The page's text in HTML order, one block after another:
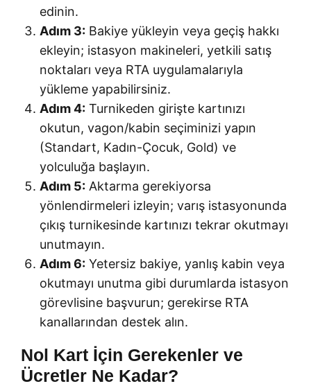
edinin.
Adım 3: Bakiye yükleyin veya geçiş hakkı
ekleyin; istasyon makineleri, yetkili satış
noktaları veya RTA uygulamalarıyla
yükleme yapabilirsiniz.
Adım 4: Turnikeden girişte kartınızı
okutun, vagon/kabin seçiminizi yapın
(Standart, Kadın-Çocuk, Gold) ve
yolculuğa başlayın.
Adım 5: Aktarma gerekiyorsa
yönlendirmeleri izleyin; varış istasyonunda
çıkış turnikesinde kartınızı tekrar okutmayı
unutmayın.
Adım 6: Yetersiz bakiye, yanlış kabin veya
okutmayı unutma gibi durumlarda istasyon
görevlisine başvurun; gerekirse RTA
kanallarından destek alın.
Nol Kart İçin Gerekenler ve
Ücretler Ne Kadar?